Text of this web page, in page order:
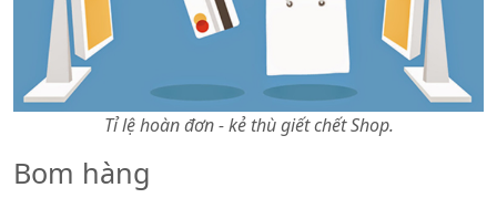
Tỉ lệ hoàn đơn - kẻ thù giết chết Shop.
Bom hàng